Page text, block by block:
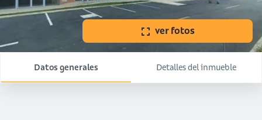
ver fotos
Datos generales Detalles del inmueble